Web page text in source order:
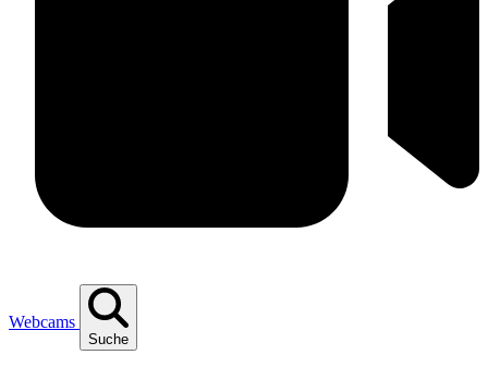
Webcams
Suche